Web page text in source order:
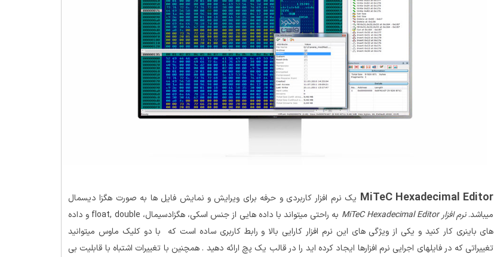
MiTeC Hexadecimal Editor یک نرم افزار کاربردی و حرفه برای ویرایش و نمایش فایل ها به صورت هگزا دیسمال
میباشد.نرم افزار MiTeC Hexadecimal Editor
به راحتی میتواند با داده هایی از جنس اسکی، هگزادسیمال، float, double و داده
های باینری کار کنید و یکی از ویژگی های این نرم افزار کارایی بالا و رابط کاربری ساده است که با دو کلیک ماوس میتوانید
تغییراتی که در فایلهای اجرایی نرم افزارها ایجاد کرده اید را در قالب یک پچ ارائه دهید . همچنین با تغییرات اشتباه با قابلیت بی